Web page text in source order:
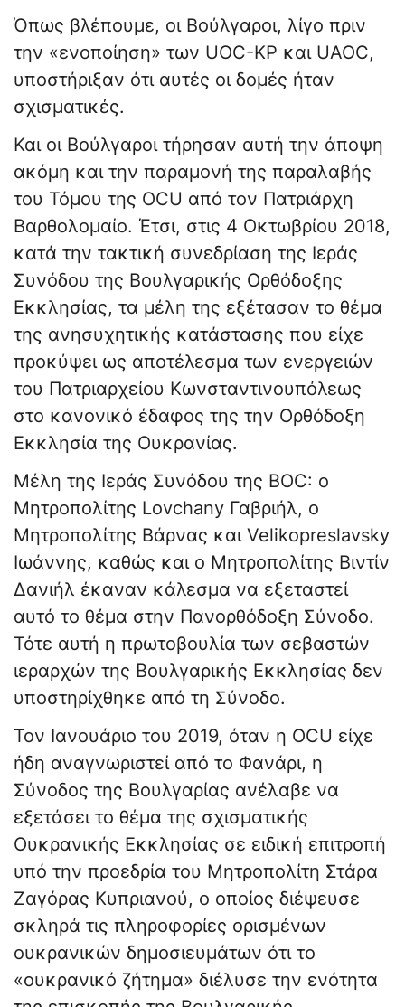
Όπως βλέπουμε, οι Βούλγαροι, λίγο πριν
την «ενοποίηση» των UOC-KP και UAOC,
υποστήριξαν ότι αυτές οι δομές ήταν
σχισματικές.
Και οι Βούλγαροι τήρησαν αυτή την άποψη
ακόμη και την παραμονή της παραλαβής
του Τόμου της OCU από τον Πατριάρχη
Βαρθολομαίο. Έτσι, στις 4 Οκτωβρίου 2018,
κατά την τακτική συνεδρίαση της Ιεράς
Συνόδου της Βουλγαρικής Ορθόδοξης
Εκκλησίας, τα μέλη της εξέτασαν το θέμα
της ανησυχητικής κατάστασης που είχε
προκύψει ως αποτέλεσμα των ενεργειών
του Πατριαρχείου Κωνσταντινουπόλεως
στο κανονικό έδαφος της την Ορθόδοξη
Εκκλησία της Ουκρανίας.
Μέλη της Ιεράς Συνόδου της BOC: ο
Μητροπολίτης Lovchany Γαβριήλ, ο
Μητροπολίτης Βάρνας και Velikopreslavsky
Ιωάννης, καθώς και ο Μητροπολίτης Βιντίν
Δανιήλ έκαναν κάλεσμα να εξεταστεί
αυτό το θέμα στην Πανορθόδοξη Σύνοδο.
Τότε αυτή η πρωτοβουλία των σεβαστών
ιεραρχών της Βουλγαρικής Εκκλησίας δεν
υποστηρίχθηκε από τη Σύνοδο.
Τον Ιανουάριο του 2019, όταν η OCU είχε
ήδη αναγνωριστεί από το Φανάρι, η
Σύνοδος της Βουλγαρίας ανέλαβε να
εξετάσει το θέμα της σχισματικής
Ουκρανικής Εκκλησίας σε ειδική επιτροπή
υπό την προεδρία του Μητροπολίτη Στάρα
Ζαγόρας Κυπριανού, ο οποίος διέψευσε
σκληρά τις πληροφορίες ορισμένων
ουκρανικών δημοσιευμάτων ότι το
«ουκρανικό ζήτημα» διέλυσε την ενότητα